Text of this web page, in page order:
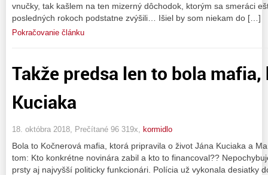
vnučky, tak kašlem na ten mizerný dôchodok, ktorým sa smeráci
posledných rokoch podstatne zvýšili… Išiel by som niekam do […]
Pokračovanie článku
Takže predsa len to bola
Kuciaka
18. októbra 2018, Prečítané 96 319x, kormidlo
Bola to Kočnerová mafia, ktorá pripravila o život Jána Kuciaka a
tom: Kto konkrétne novinára zabil a kto to financoval??
prsty aj najvyšší politicky funkcionári. Polícia už vykonala desiatky